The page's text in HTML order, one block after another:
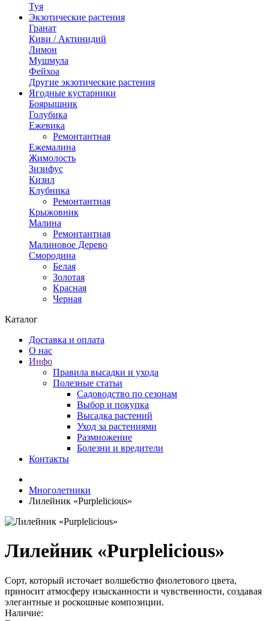
Туя
Экзотические растения
Гранат
Киви / Актинидий
Лимон
Мушмула
Фейхоа
Другие экзотические растения
Ягодные кустарники
Боярышник
Голубика
Ежевика
Ремонтантная
Ежемалина
Жимолость
Зизифус
Кизил
Клубника
Ремонтантная
Крыжовник
Малина
Ремонтантная
Малиновое Дерево
Смородина
Белая
Золотая
Красная
Черная
Каталог
Доставка и оплата
О нас
Инфо
Правила высадки и ухода
Полезные статьи
Садоводство по сезонам
Выбор и покупка
Высадка растений
Уход за растениями
Размножение
Болезни и вредители
Контакты
Многолетники
Лилейник «Purplelicious»
Лилейник «Purplelicious»
Сорт, который источает волшебство фиолетового цвета,
приносит атмосферу изысканности и чувственности, создавая
элегантные и роскошные композиции.
Наличие: